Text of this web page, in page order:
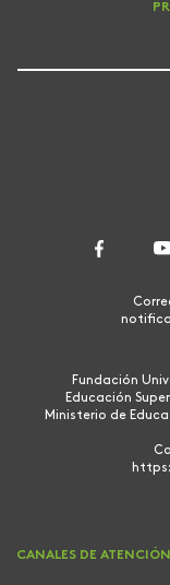
Fundación
Educación
Ministerio de
CANALES DE ATENCIÓN